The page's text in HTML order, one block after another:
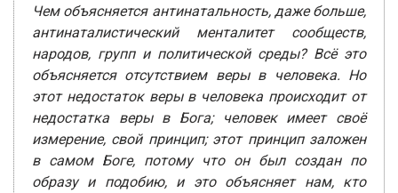
Чем объясняется антинатальность, даже больше,
антинаталистический менталитет сообществ,
народов, групп и политической среды? Всё это
объясняется отсутствием веры в человека. Но
этот недостаток веры в человека происходит от
недостатка веры в Бога; человек имеет своё
измерение, свой принцип; этот принцип заложен
в самом Боге, потому что он был создан по
образу и подобию, и это объясняет нам, кто